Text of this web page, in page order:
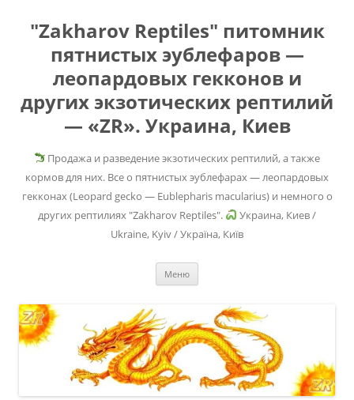
"Zakharov Reptiles" питомник
пятнистых эублефаров —
леопардовых гекконов и
других экзотических рептилий
— «ZR». Украина, Киев
Продажа и разведение экзотических рептилий, а также
кормов для них. Все о пятнистых эублефарах — леопардовых
гекконах (Leopard gecko — Eublepharis macularius) и немного о
других рептилиях "Zakharov Reptiles".
Украина, Киев /
Ukraine, Kyiv / Україна, Київ
Меню